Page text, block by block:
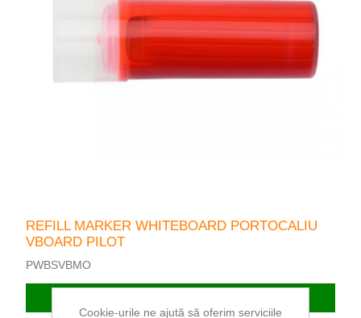
REFILL MARKER WHITEBOARD PORTOCALIU
VBOARD PILOT
PWBSVBMO
Cookie-urile ne ajută să oferim serviciile